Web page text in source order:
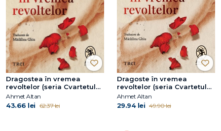
Dragostea în vremea
revoltelor (seria Cvartetul
Otoman, vol. 2)
Ahmet Altan
43.66 lei 62.37 lei
Dragoste în vremea
revoltelor (seria Cvartetul
Otoman, vol. 2)
Ahmet Altan
29.94 lei 49.90 lei